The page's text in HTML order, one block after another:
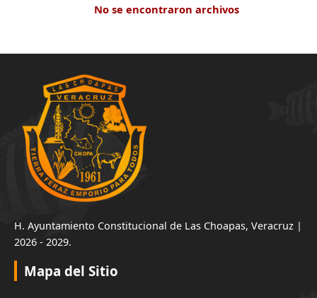
No se encontraron archivos
H. Ayuntamiento Constitucional de Las Choapas, Veracruz |
2026 - 2029.
Mapa del Sitio